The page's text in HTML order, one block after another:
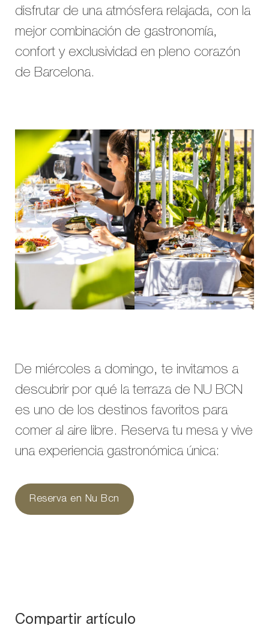
disfrutar de una atmósfera relajada, con la
mejor combinación de gastronomía,
confort y exclusividad en pleno corazón
de Barcelona.
De miércoles a domingo, te invitamos a
descubrir por qué la terraza de NU BCN
es uno de los destinos favoritos para
comer al aire libre. Reserva tu mesa y vive
una experiencia gastronómica única:
Reserva en Nu Bcn
Compartir artículo